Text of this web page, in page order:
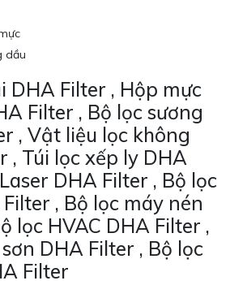
dầu
DHA Filter , Hộp mực
Filter , Bộ lọc sương
, Vật liệu lọc không
, Túi lọc xếp ly DHA
DHA Filter , Bộ lọc
, Bộ lọc máy nén
lọc HVAC DHA Filter ,
DHA Filter , Bộ lọc
Filter